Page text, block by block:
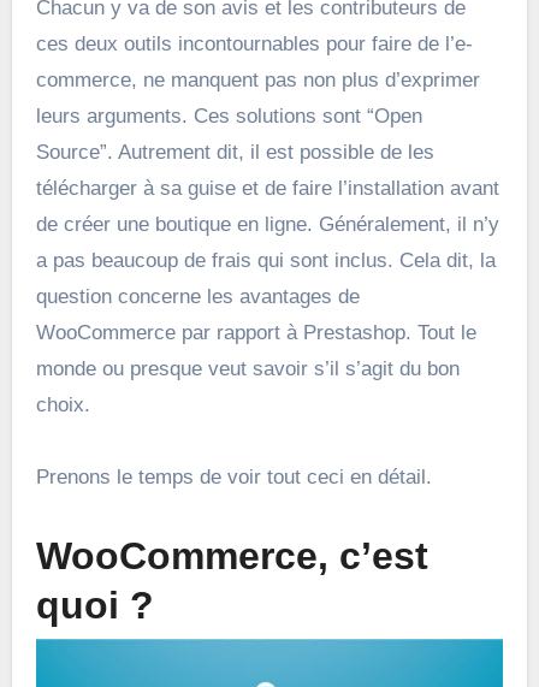
Chacun y va de son avis et les contributeurs de
ces deux outils incontournables pour faire de l’e-
commerce, ne manquent pas non plus d’exprimer
leurs arguments. Ces solutions sont “Open
Source”. Autrement dit, il est possible de les
télécharger à sa guise et de faire l’installation avant
de créer une boutique en ligne. Généralement, il n’y
a pas beaucoup de frais qui sont inclus. Cela dit, la
question concerne les avantages de
WooCommerce par rapport à Prestashop. Tout le
monde ou presque veut savoir s’il s’agit du bon
choix.
Prenons le temps de voir tout ceci en détail.
WooCommerce, c’est
quoi ?